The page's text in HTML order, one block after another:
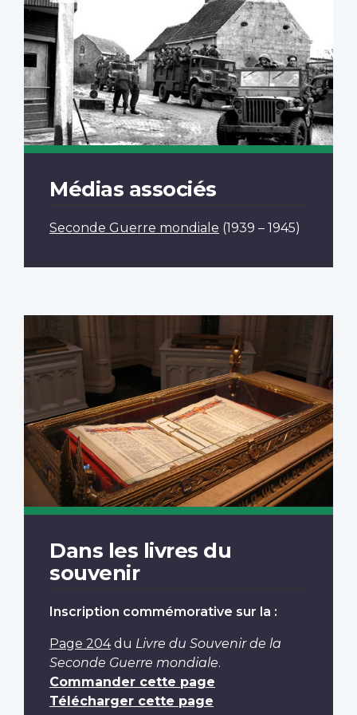
Médias associés
Seconde Guerre mondiale (1939 – 1945)
Dans les livres du
souvenir
Inscription commémorative sur la :
Page 204du Livre du Souvenir de la
Seconde Guerre mondiale.
Commander cette page
Télécharger cette page